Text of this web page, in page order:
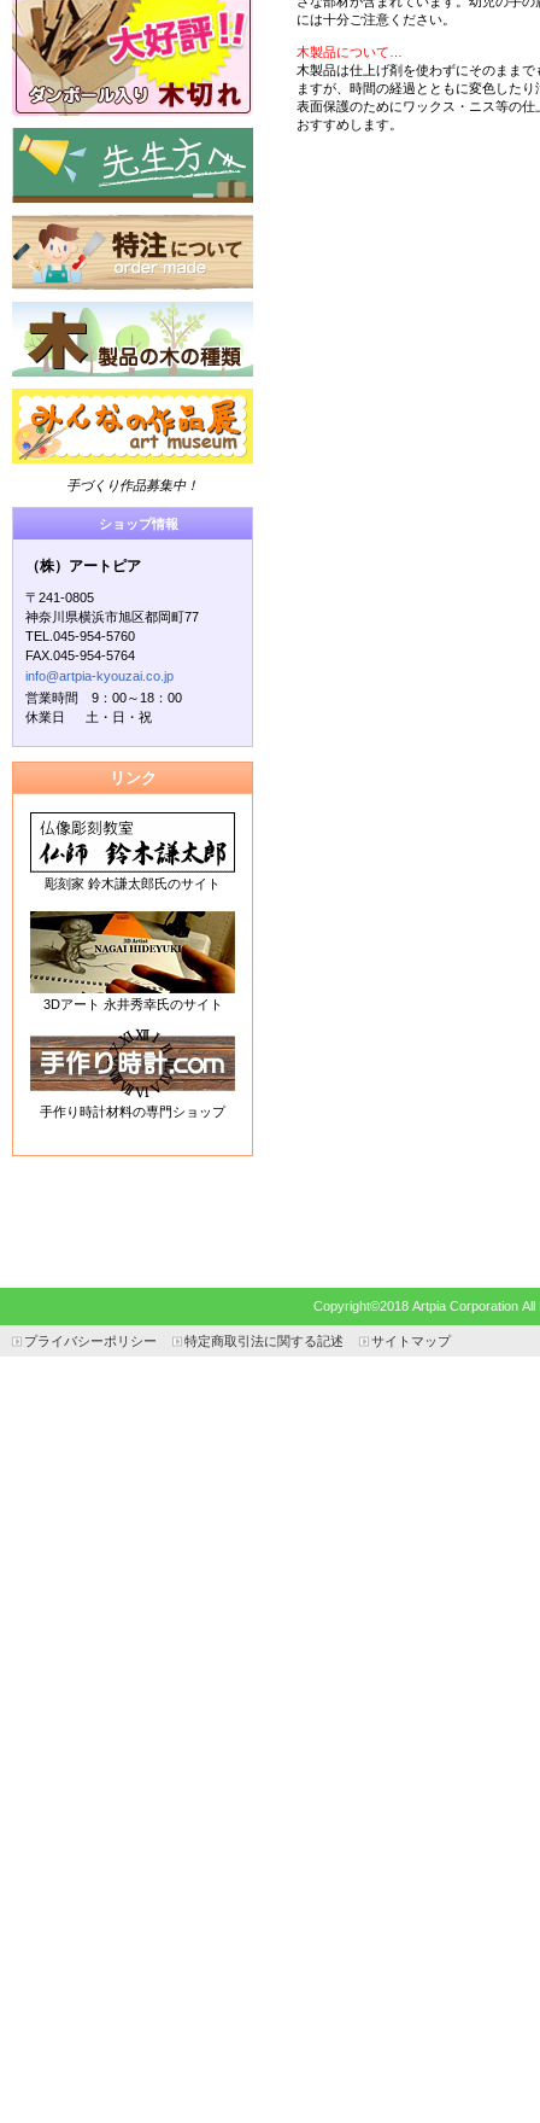
には十分ご注意ください。
木製品について…
木製品は仕上げ剤を使わずにそのままで
ますが、時間の経過とともに変色した
表面保護のためにワックス・ニス等の仕
おすすめします。
手づくり作品募集中！
ショップ情報
（株）アートピア
〒241-0805
神奈川県横浜市旭区都岡町77
TEL.045-954-5760
FAX.045-954-5764
info@artpia-kyouzai.co.jp
営業時間 9：00～18：00
休業日 土・日・祝
リンク
彫刻家 鈴木謙太郎氏のサイト
3Dアート 永井秀幸氏のサイト
手作り時計材料の専門ショップ
Copyright©2018 Artpia Corporation
プライバシーポリシー 特定商取引法に関する記述 サイトマップ